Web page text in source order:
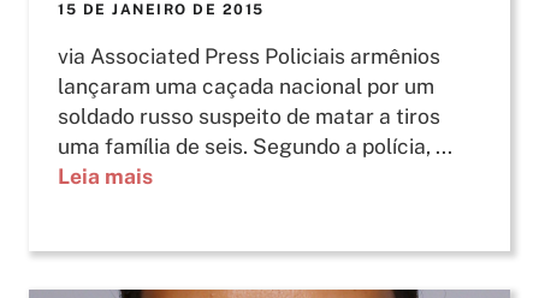
15 DE JANEIRO DE 2015
via Associated Press Policiais armênios
lançaram uma caçada nacional por um
soldado russo suspeito de matar a tiros
uma família de seis. Segundo a polícia, ...
Leia mais